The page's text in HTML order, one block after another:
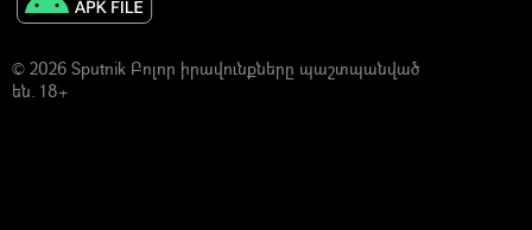
© 2026 Sputnik Բոլոր իրավունքները պաշտպանված
են. 18+